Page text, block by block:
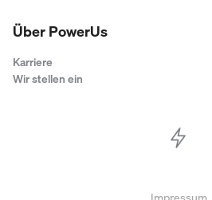
Über PowerUs
Karriere
Wir stellen ein